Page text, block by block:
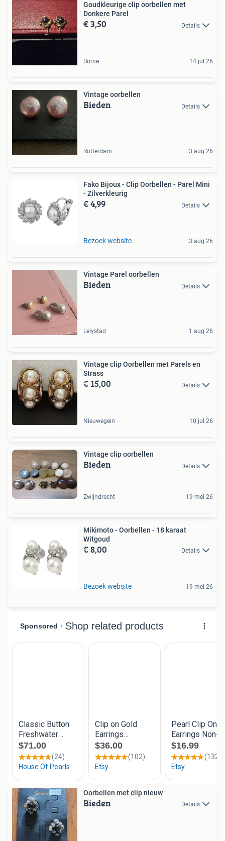
Goudkleurige clip oorbellen met
Donkere Parel
€ 3,50 Details
Borne 14 jul 26
Vintage oorbellen
Bieden Details
Rotterdam 3 aug 26
Fako Bijoux - Clip Oorbellen - Parel Mini
- Zilverkleurig
€ 4,99 Details
Bezoek website 3 aug 26
Vintage Parel oorbellen
Bieden Details
Lelystad 1 aug 26
Vintage clip Oorbellen met Parels en
Strass
€ 15,00 Details
Nieuwegein 10 jul 26
Vintage clip oorbellen
Bieden Details
Zwijndrecht 19 mei 26
Mikimoto - Oorbellen - 18 karaat
Witgoud
€ 8,00 Details
Bezoek website 19 mei 26
Oorbellen met clip nieuw
Bieden Details